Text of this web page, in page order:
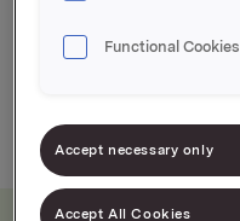
Functional Cookies
Accept necessary only
Accept All Cookies